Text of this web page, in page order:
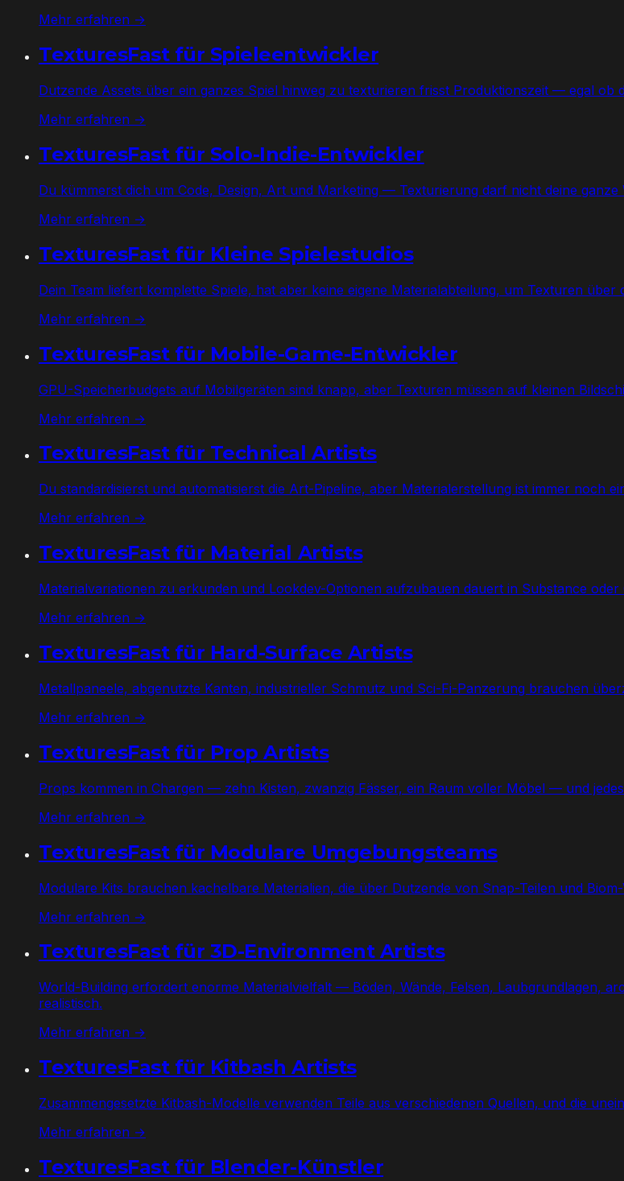
Mehr erfahren →
TexturesFast für Spieleentwickler
Dutzende Assets über ein ganzes Spiel hinweg zu texturieren frisst Produktionszeit — egal ob
Mehr erfahren →
TexturesFast für Solo-Indie-Entwickler
Du kümmerst dich um Code, Design, Art und Marketing — Texturierung darf nicht deine ganze
Mehr erfahren →
TexturesFast für Kleine Spielestudios
Dein Team liefert komplette Spiele, hat aber keine eigene Materialabteilung, um Texturen
Mehr erfahren →
TexturesFast für Mobile-Game-Entwickler
GPU-Speicherbudgets auf Mobilgeräten sind knapp, aber Texturen müssen auf kleinen
Mehr erfahren →
TexturesFast für Technical Artists
Du standardisierst und automatisierst die Art-Pipeline, aber Materialerstellung ist immer noch
Mehr erfahren →
TexturesFast für Material Artists
Materialvariationen zu erkunden und Lookdev-Optionen aufzubauen dauert in Substance
Mehr erfahren →
TexturesFast für Hard-Surface Artists
Metallpaneele, abgenutzte Kanten, industrieller Schmutz und Sci-Fi-Panzerung brauchen
Mehr erfahren →
TexturesFast für Prop Artists
Props kommen in Chargen — zehn Kisten, zwanzig Fässer, ein Raum voller Möbel — und
Mehr erfahren →
TexturesFast für Modulare Umgebungsteams
Modulare Kits brauchen kachelbare Materialien, die über Dutzende von Snap-Teilen und
Mehr erfahren →
TexturesFast für 3D-Environment Artists
World-Building erfordert enorme Materialvielfalt — Böden, Wände, Felsen, Laubgrundlagen,
realistisch.
Mehr erfahren →
TexturesFast für Kitbash Artists
Zusammengesetzte Kitbash-Modelle verwenden Teile aus verschiedenen Quellen, und die
Mehr erfahren →
TexturesFast für Blender-Künstler